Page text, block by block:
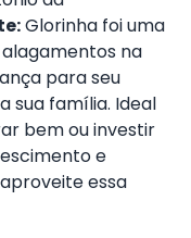
Glorinha foi uma
na
para seu
sua família. Ideal
bem ou investir
e
essa